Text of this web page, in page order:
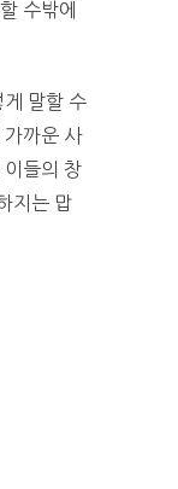
수밖에
게 말할 수
가까운 사
이들의 창
지는 맙